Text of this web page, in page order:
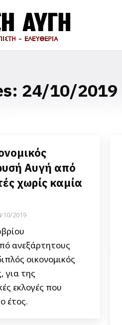
24/10/2019
Αυγή από
χωρίς καμία
10/2019
ανεξάρτητους
οικονομικός
για της
εκλογές που
έτος.